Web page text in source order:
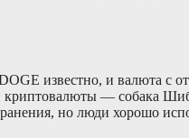
известно, и валюта с
криптовалюты — собака
но люди хорошо